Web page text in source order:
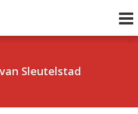
Sleutelstad